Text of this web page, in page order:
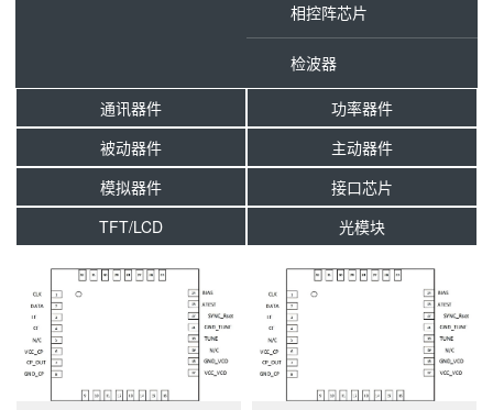
相控阵芯片
检波器
通讯器件
功率器件
被动器件
主动器件
模拟器件
接口芯片
TFT/LCD
光模块